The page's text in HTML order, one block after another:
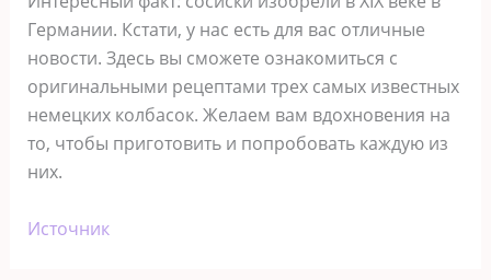
Германии. Кстати, у нас есть для вас отличные
новости. Здесь вы сможете ознакомиться с
оригинальными рецептами трех самых известных
немецких колбасок. Желаем вам вдохновения на
то, чтобы приготовить и попробовать каждую из
них.
Источник